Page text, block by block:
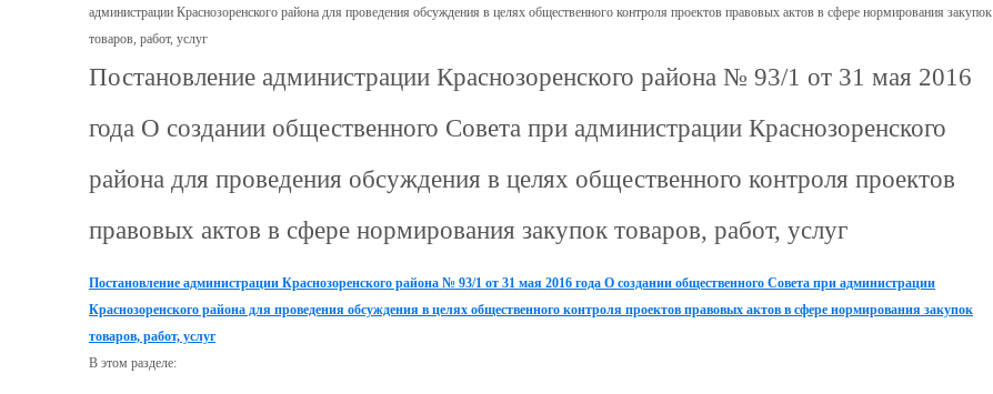
администрации Краснозоренского района для проведения обсуждения в целях общественного контроля проектов правовых актов в сфере нормирования закупок
товаров, работ, услуг
Постановление администрации Краснозоренского района № 93/1 от 31 мая 2016
года О создании общественного Совета при администрации Краснозоренского
района для проведения обсуждения в целях общественного контроля проектов
правовых актов в сфере нормирования закупок товаров, работ, услуг
Постановление администрации Краснозоренского района № 93/1 от 31 мая 2016 года О создании общественного Совета при администрации
Краснозоренского района для проведения обсуждения в целях общественного контроля проектов правовых актов в сфере нормирования закупок
товаров, работ, услуг
В этом разделе: